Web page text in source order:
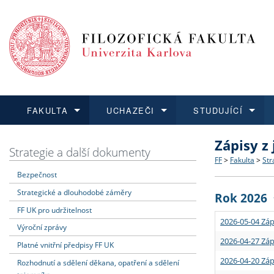
FAKULTA
Dozvědět se více
Struktura
Strategie
Podpora
UCHAZEČI
Podat přihlášku
Co
Učitelské
STUDUJÍCÍ
Dozvědět se více
Rigorózní
Dozvědět se více
O vědě a
Granty a
Dozvědět se více
Aktuální
Strategie a další dokumenty
Bezpečnost
Strategické a dlouhodobé záměry
FF UK pro udržitelnost
Výroční zprávy
Platné vnitřní předpisy FF UK
Rozhodnutí a sdělení děkana, opatření a sdělení
Zápisy
FF > Fakulta >
Rok 2026
2026-05-04
2026-04-27
2026-04-20